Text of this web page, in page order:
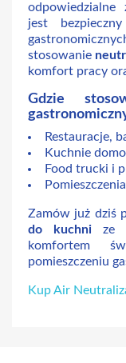
odpowiedzialne
jest
stosowanie
komfort pracy
Gdzie
Restauracje,
Kuchnie
Food trucki i
Zamów już dziś
do kuchni ze
komfortem
pomieszczeniu
Kup Air